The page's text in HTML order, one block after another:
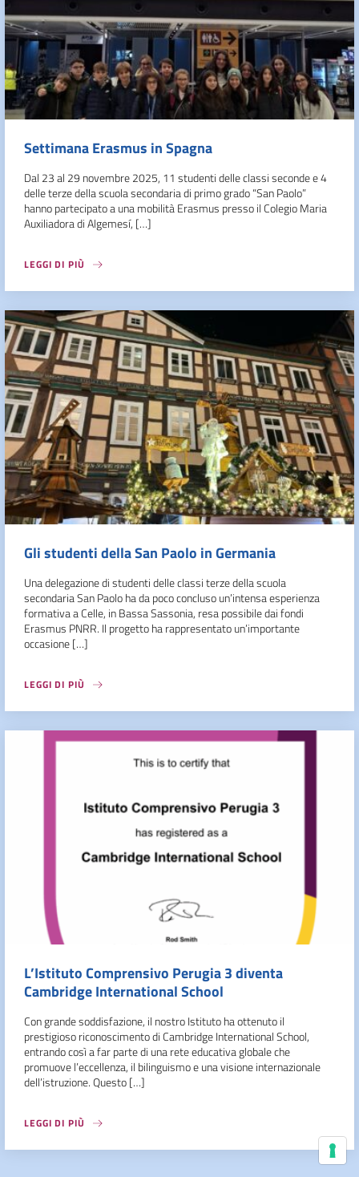
Settimana Erasmus in Spagna
Dal 23 al 29 novembre 2025, 11 studenti delle classi seconde e 4
delle terze della scuola secondaria di primo grado “San Paolo”
hanno partecipato a una mobilità Erasmus presso il Colegio Maria
Auxiliadora di Algemesí, […]
LEGGI DI PIÙ
Gli studenti della San Paolo in Germania
Una delegazione di studenti delle classi terze della scuola
secondaria San Paolo ha da poco concluso un’intensa esperienza
formativa a Celle, in Bassa Sassonia, resa possibile dai fondi
Erasmus PNRR. Il progetto ha rappresentato un’importante
occasione […]
LEGGI DI PIÙ
L’Istituto Comprensivo Perugia 3 diventa
Cambridge International School
Con grande soddisfazione, il nostro Istituto ha ottenuto il
prestigioso riconoscimento di Cambridge International School,
entrando così a far parte di una rete educativa globale che
promuove l’eccellenza, il bilinguismo e una visione internazionale
dell’istruzione. Questo […]
LEGGI DI PIÙ
Le